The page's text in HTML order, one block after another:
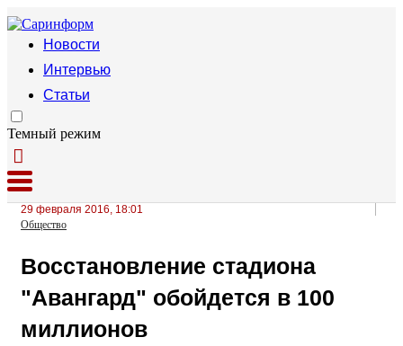
Новости
Интервью
Статьи
Темный режим
29 февраля 2016, 18:01
Общество
Восстановление стадиона
"Авангард" обойдется в 100
миллионов